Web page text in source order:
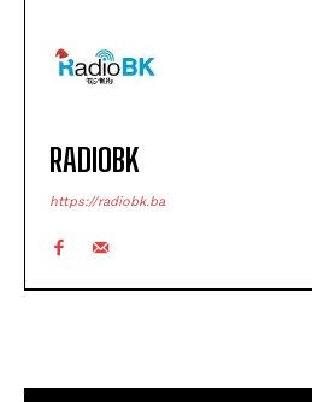
RADIOBK
https://radiobk.ba